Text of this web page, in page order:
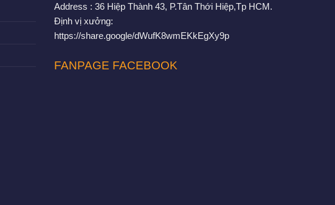
Address : 36 Hiệp Thành 43, P.Tân Thới Hiệp,Tp HCM.
Định vị xưởng:
https://share.google/dWufK8wmEKkEgXy9p
FANPAGE FACEBOOK